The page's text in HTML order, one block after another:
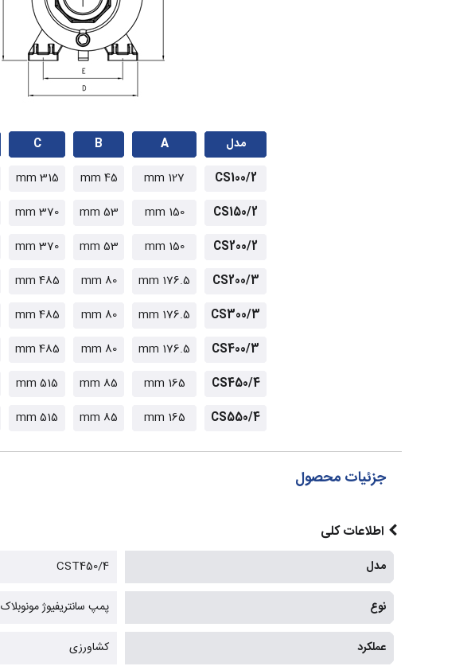
مدل A
B
C
CS100/2
127 mm
45 mm
315 mm
CS150/2
150 mm
53 mm
370 mm
CS200/2
150 mm
53 mm
370 mm
CS200/3
176.5 mm
80 mm
485 mm
CS300/3
176.5 mm
80 mm
485 mm
CS400/3
176.5 mm
80 mm
485 mm
CS450/4
165 mm
85 mm
515 mm
CS550/4
165 mm
85 mm
515 mm
جزئیات محصول
اطلاعات کلی
مدل CST450/4
نوع پمپ سانتریفیوژ مونوبلاک
عملکرد کشاورزی